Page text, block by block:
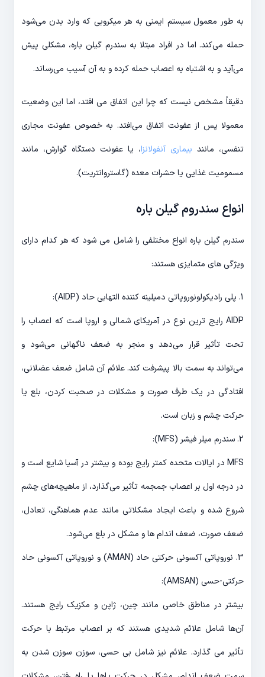
به طور معمول سیستم ایمنی به هر میکروبی که وارد بدن می‌شود
حمله می‌کند. اما در افراد مبتلا به سندرم گیلن باره، مشکلی پیش
می‌آید و به اشتباه به اعصاب حمله کرده و به آن آسیب می‌رساند.
دقیقاً مشخص نیست که چرا این اتفاق می افتد، اما این وضعیت
معمولا پس از عفونت اتفاق می‌افتد. به خصوص عفونت مجاری
تنفسی، مانند بیماری آنفولانزا، یا عفونت دستگاه گوارش، مانند
مسمومیت غذایی یا حشرات معده (گاستروانتریت).
انواع سندروم گیلن باره
سندرم گیلن باره انواع مختلفی را شامل می شود که هر کدام دارای
ویژگی های متمایزی هستند:
1. پلی رادیکولونوروپاتی دمیلینه کننده التهابی حاد (AIDP):
AIDP رایج ترین نوع در آمریکای شمالی و اروپا است که اعصاب را
تحت تأثیر قرار می‌دهد و منجر به ضعف ناگهانی می‌شود و
می‌تواند به سمت بالا پیشرفت کند. علائم آن شامل ضعف عضلانی،
افتادگی در یک طرف صورت و مشکلات در صحبت کردن، بلع یا
حرکت چشم و زبان است.
2. سندرم میلر فیشر (MFS):
MFS در ایالات متحده کمتر رایج بوده و بیشتر در آسیا شایع است و
در درجه اول بر اعصاب جمجمه تأثیر می‌گذارد، از ماهیچه‌های چشم
شروع شده و باعث ایجاد مشکلاتی مانند عدم هماهنگی، تعادل،
ضعف صورت، ضعف اندام ها و مشکل در بلع می‌شود.
3. نوروپاتی آکسونی حرکتی حاد (AMAN) و نوروپاتی آکسونی حاد
حرکتی-حسی (AMSAN):
بیشتر در مناطق خاصی مانند چین، ژاپن و مکزیک رایج هستند.
آن‌ها شامل علائم شدیدی هستند که بر اعصاب مرتبط با حرکت
تأثیر می گذارد. علائم نیز شامل بی حسی، سوزن سوزن شدن به